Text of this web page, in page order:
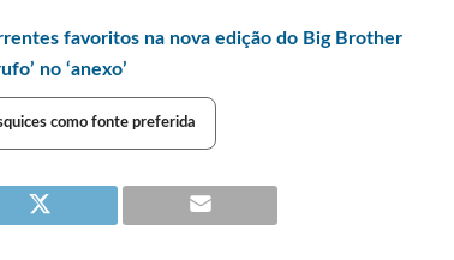
favoritos na nova edição do Big Brother
no ‘anexo’
como fonte preferida